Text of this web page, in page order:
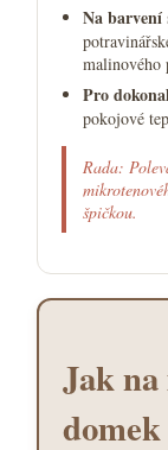
Na barvení
malinového
Pro
pokojové
Rada:
špičkou.
Jak
domek